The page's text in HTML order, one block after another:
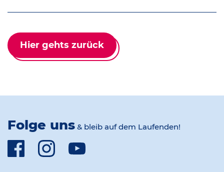
Hier gehts zurück
Folge uns & bleib auf dem Laufenden!
FacebookInstagramYoutube